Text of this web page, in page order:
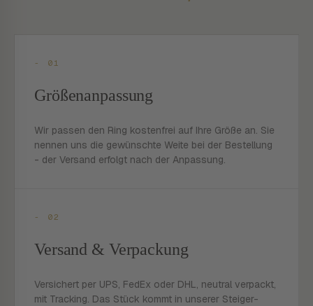
- 01
Größenanpassung
Wir passen den Ring kostenfrei auf Ihre Größe an. Sie
nennen uns die gewünschte Weite bei der Bestellung
- der Versand erfolgt nach der Anpassung.
- 02
Versand & Verpackung
Versichert per UPS, FedEx oder DHL, neutral verpackt,
mit Tracking. Das Stück kommt in unserer Steiger-